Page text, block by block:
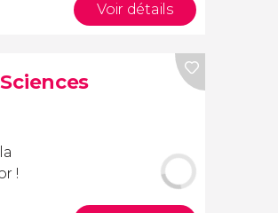
Voir détails
!